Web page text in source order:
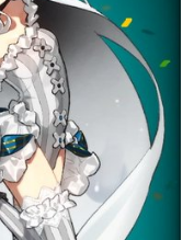
のイラスト紹介
。エイリーク強化み
ませると、どうなる